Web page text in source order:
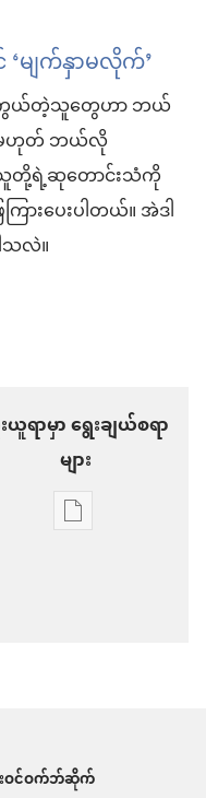
မျက်နှာမလိုက်’
ကွယ်တဲ့သူတွေဟာ ဘယ်
မှမဟုတ် ဘယ်လို
သူတို့ရဲ့ဆုတောင်းသံကို
ြားပေးပါတယ်။ အဲဒါ
လဲ။
ရာမှာ ရွေးချယ်စရာ
များ
စာပေ
များ
းဝင်ဝက်ဘ်ဆိုက်